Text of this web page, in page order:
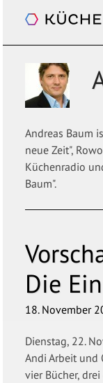
/+ ÜBER
Andreas Baum
neue Zeit",
Küchenradio
Baum".
Die
18. November
Dienstag, 22.
Andi Arbeit
vier Bücher,